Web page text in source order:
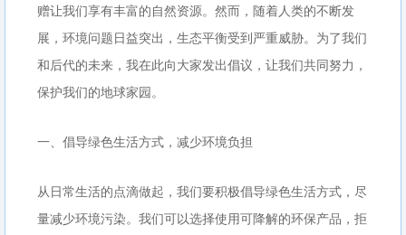
赠让我们享有丰富的自然资源。然而，随着人类的不断发
展，环境问题日益突出，生态平衡受到严重威胁。为了我们
和后代的未来，我在此向大家发出倡议，让我们共同努力，
保护我们的地球家园。
一、倡导绿色生活方式，减少环境负担
从日常生活的点滴做起，我们要积极倡导绿色生活方式，尽
量减少环境污染。我们可以选择使用可降解的环保产品，拒